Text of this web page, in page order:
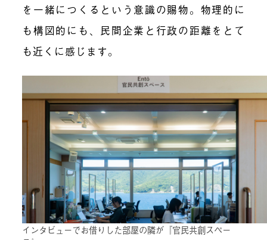
を一緒につくるという意識の賜物。物理的に
も構図的にも、民間企業と行政の距離をとて
も近くに感じます。
インタビューでお借りした部屋の隣が『官民共創スペー